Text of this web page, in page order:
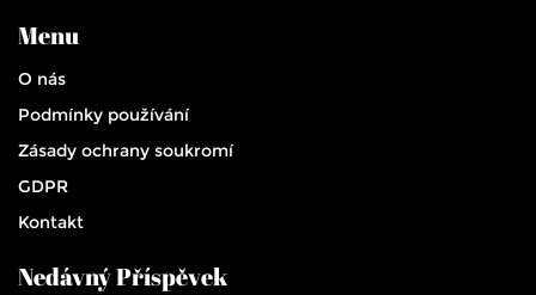
Menu
O nás
Podmínky používání
Zásady ochrany soukromí
GDPR
Kontakt
Nedávný Příspěvek